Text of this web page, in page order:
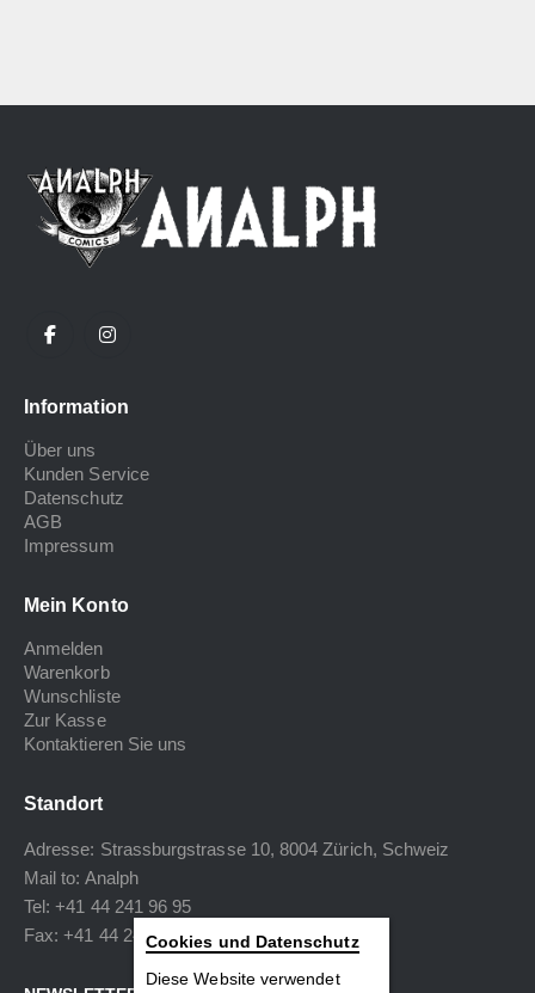
Information
Über uns
Kunden Service
Datenschutz
AGB
Impressum
Mein Konto
Anmelden
Warenkorb
Wunschliste
Zur Kasse
Kontaktieren Sie uns
Standort
Adresse: Strassburgstrasse 10, 8004 Zürich, Schweiz
Mail to: Analph
Tel: +41 44 241 96 95
Fax: +41 44 240 34 40Cookies und Datenschutz
Diese Website verwendet